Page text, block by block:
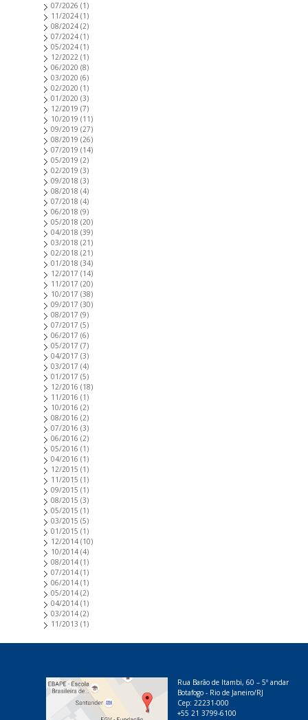
07/2026 (1)
11/2024 (1)
08/2024 (2)
07/2024 (1)
05/2024 (1)
12/2022 (1)
06/2020 (8)
03/2020 (6)
02/2020 (1)
01/2020 (3)
12/2019 (7)
10/2019 (11)
09/2019 (27)
08/2019 (26)
07/2019 (14)
05/2019 (2)
02/2019 (3)
09/2018 (3)
08/2018 (4)
07/2018 (4)
06/2018 (9)
05/2018 (20)
04/2018 (39)
03/2018 (21)
02/2018 (21)
01/2018 (34)
12/2017 (14)
11/2017 (20)
10/2017 (38)
09/2017 (30)
08/2017 (9)
07/2017 (5)
06/2017 (6)
05/2017 (7)
04/2017 (3)
03/2017 (4)
01/2017 (5)
12/2016 (18)
11/2016 (1)
10/2016 (2)
08/2016 (2)
07/2016 (3)
06/2016 (2)
05/2016 (1)
04/2016 (1)
12/2015 (1)
11/2015 (1)
09/2015 (1)
08/2015 (3)
05/2015 (1)
03/2015 (5)
01/2015 (1)
12/2014 (10)
10/2014 (4)
08/2014 (1)
07/2014 (1)
06/2014 (1)
05/2014 (2)
04/2014 (1)
03/2014 (2)
11/2013 (1)
Rua Barão de Itambi, 60 – 5º andar
Botafogo - Rio de Janeiro/RJ
Cep: 22231-000
+55 21 3799-6100